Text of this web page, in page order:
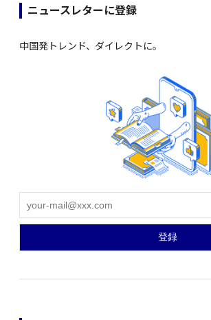
ニュースレターに登録
中国発トレンド、ダイレクトに。